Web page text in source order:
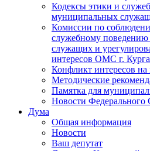
Кодексы этики и
муниципальных
Комиссии по
служебному
служащих и
интересов ОМС г.
Конфликт интересов
Методические
Памятка для
Новости Федерального
Дума
Общая информация
Новости
Ваш депутат